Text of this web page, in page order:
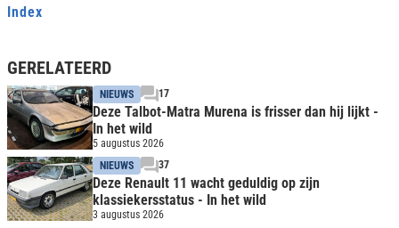
Index
GERELATEERD
NIEUWS 17
Deze Talbot-Matra Murena is frisser dan hij lijkt -
In het wild
5 augustus 2026
NIEUWS
37
Deze Renault 11 wacht geduldig op zijn
klassiekersstatus - In het wild
3 augustus 2026